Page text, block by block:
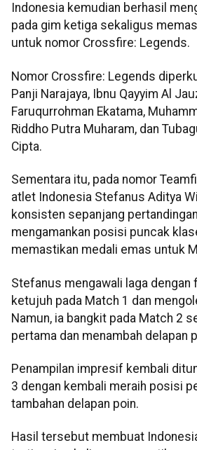
Indonesia kemudian berhasil
pada gim ketiga sekaligus
untuk nomor Crossfire: Legends.
Nomor Crossfire: Legends
Panji Narajaya, Ibnu Qayyim Al
Faruqurrohman Ekatama,
Riddho Putra Muharam, dan
Cipta.
Sementara itu, pada nomor
atlet Indonesia Stefanus Aditya
konsisten sepanjang
mengamankan posisi puncak
memastikan medali emas untuk
Stefanus mengawali laga dengan
ketujuh pada Match 1 dan
Namun, ia bangkit pada Match 2
pertama dan menambah delapan
Penampilan impresif kembali
3 dengan kembali meraih posisi
tambahan delapan poin.
Hasil tersebut membuat